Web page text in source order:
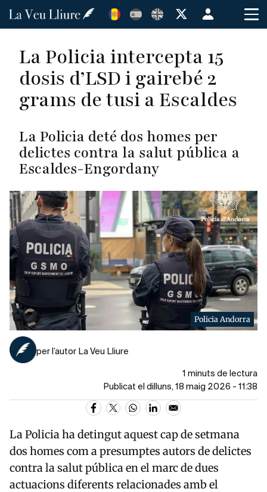
Vés
Menú
de
de
usuario
La Policia intercepta 15
dosis d’LSD i gairebé 2
grams de tusi a Escaldes
La Policia deté dos homes per
delictes contra la salut pública a
Escaldes-Engordany
Policia Andorra
per l’autor La Veu Lliure
1 minuts de lectura
Publicat el dilluns, 18 maig 2026 - 11:38
La Policia ha detingut aquest cap de setmana
dos homes com a presumptes autors de delictes
contra la salut pública en el marc de dues
actuacions diferents relacionades amb el